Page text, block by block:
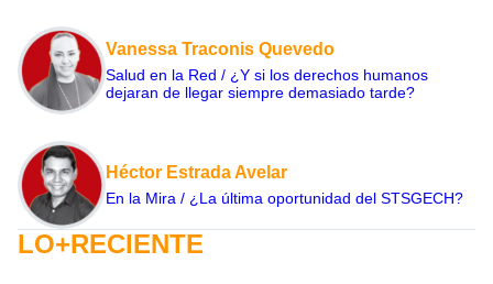
Vanessa Traconis Quevedo
Salud en la Red / ¿Y si los derechos humanos
dejaran de llegar siempre demasiado tarde?
Héctor Estrada Avelar
En la Mira / ¿La última oportunidad del STSGECH?
LO+RECIENTE